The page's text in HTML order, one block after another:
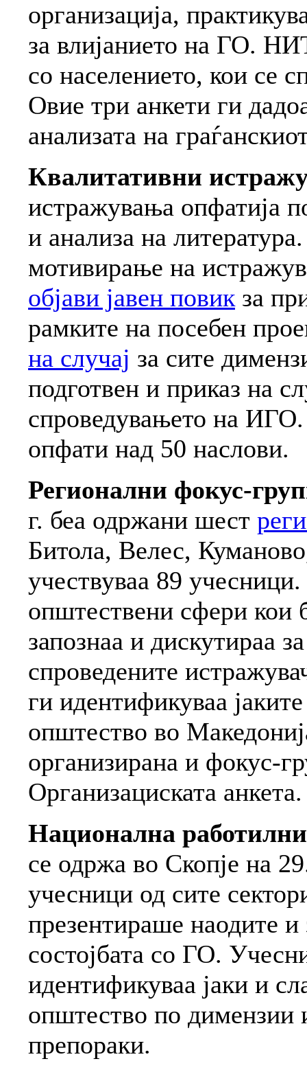
организација,
за влијанието на ГО.
со населението, кои се
Овие три анкети ги
анализата на
Квалитативни
истражувања опфатија
и анализа на
мотивирање на
објави јавен повик за
рамките на посебен
на случај за сите
подготвен и приказ на
спроведувањето на ИГО.
опфати над 50 наслови.
Регионални фокус-
г. беа одржани шест
Битола, Велес,
учествуваа 89
општествени сфери кои
запознаа и дискутираа
спроведените
ги идентификуваа
општество во
организирана и фокус-
Организациската анкета.
Национална
се одржа во Скопје на
учесници од сите
презентираше наодите
состојбата со ГО.
идентификуваа јаки и
општество по димензии
препораки.